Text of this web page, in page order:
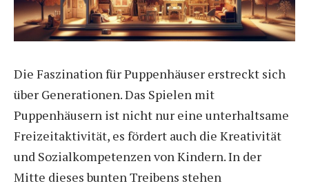
Die Faszination fürPuppenhäuser erstreckt sich
über Generationen. Das Spielen mit
Puppenhäusern ist nicht nur eine unterhaltsame
Freizeitaktivität, es fördert auch die Kreativität
und Sozialkompetenzen von Kindern. In der
Mitte dieses bunten Treibens stehen